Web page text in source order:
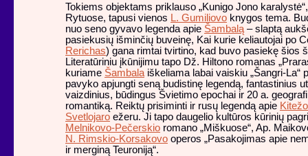
Tokiems objektams priklauso „Kunigo Jono
Rytuose, tapusi vienos L. Gumiliovo knygos tema.
nuo seno gyvavo legenda apie Šambalą – slaptą
pasiekusių išminčių buveinę, Kai kurie keliautojai po
Rerichas) gana rimtai tvirtino, kad buvo pasiekę šios
Literatūriniu įkūnijimu tapo Dž. Hiltono romanas
kuriame Šambala iškeliama labai vaiskiu „Šangri-La“
pavyko apjungti seną budistinę legendą, fantastinius
vaizdinius, būdingus Švietimo epochai ir 20 a.
romantiką. Reiktų prisiminti ir rusų legendą apie
Svetlojaro ežeru. Ji tapo daugelio kultūros kūrinių
Melnikovo-Pečerskio romano „Miškuose“, Ap.
N. Rimskio-Korsakovo operos „Pasakojimas apie
ir merginą Teuroniją“.